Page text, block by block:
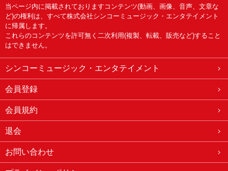
当ページ内に掲載されておりますコンテンツ(動画、画像、音声、文章な
ど)の権利は、すべて株式会社シンコーミュージック・エンタテイメント
に帰属します。
これらのコンテンツを許可無く二次利用(複製、転載、販売など)すること
はできません。
シンコーミュージック・エンタテイメント
会員登録
会員規約
退会
お問い合わせ